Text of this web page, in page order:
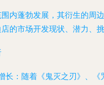
内蓬勃发展，其衍生的周
的市场开发现状、潜力、
长：随着《鬼灭之刃》、